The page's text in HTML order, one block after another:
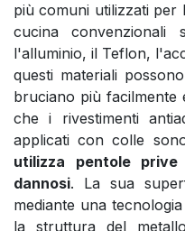
più comuni utilizzati per
cucina
l'alluminio, il Teflon,
questi materiali
bruciano più facilmente
che i rivestimenti
applicati con colle
utilizza pentole
dannosi. La sua
mediante una
la struttura del